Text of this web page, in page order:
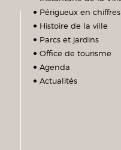
Périgueux en chiffres
Histoire de la ville
Parcs et jardins
Office de tourisme
Agenda
Actualités